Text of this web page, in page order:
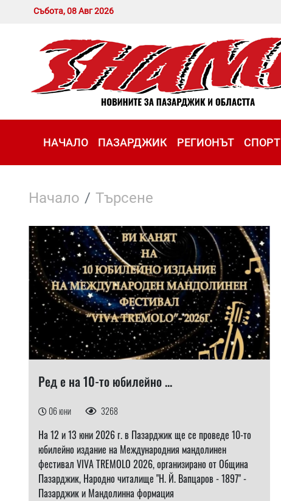
Събота, 08 Авг 2026
НАЧАЛО ПАЗАРДЖИК РЕГИОНЪТ СПОРТ
Начало Търсене
Ред е на 10-то юбилейно ...
06 юни 3268
На 12 и 13 юни 2026 г. в Пазарджик ще се проведе 10-то
юбилейно издание на Международния мандолинен
фестивал VIVA TREMOLO 2026, организирано от Община
Пазарджик, Народно читалище "Н. Й. Вапцаров - 1897" -
Пазарджик и Мандолинна формация